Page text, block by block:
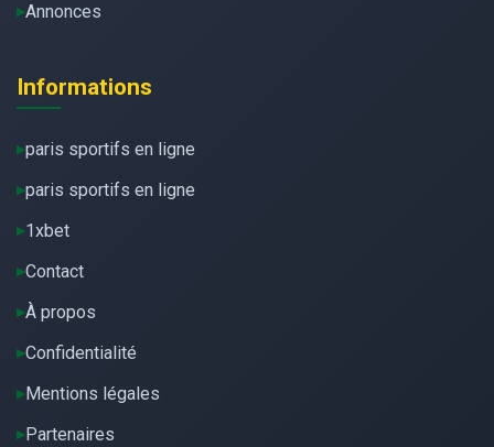
Annonces
Informations
paris sportifs en ligne
paris sportifs en ligne
1xbet
Contact
À propos
Confidentialité
Mentions légales
Partenaires